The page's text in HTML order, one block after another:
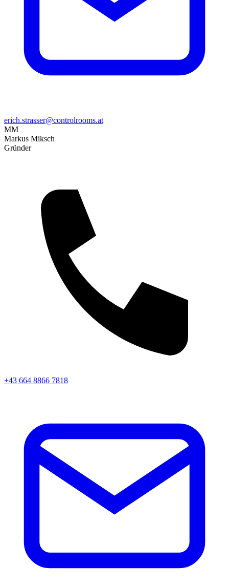
erich.strasser@controlrooms.at
MM
Markus Miksch
Gründer
+43 664 8866 7818